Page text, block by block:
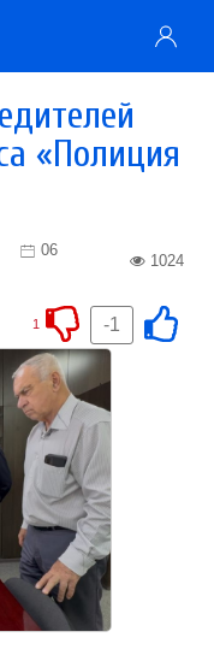
«Полиция
06
1024
-1
1